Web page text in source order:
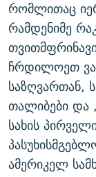
ᲓᲘᲚᲘᲡ
ᲛᲝᲚᲐᲞᲐᲠᲐᲙᲔ
ᲨᲘᲜ - ᲣᲪᲮᲝᲔᲗᲨᲘ
ᲐᲛᲔᲠᲘᲙᲣᲚᲘ
ᲘᲛᲞᲔᲠᲘᲐ ᲓᲐ
ᲩᲔᲛᲘ
11 ᲬᲔᲚᲘ - 11
ᲡᲐᲞᲐᲠᲚᲐᲛᲔᲜᲢᲝ
ᲑᲐᲕᲨᲕᲔᲑᲘ
5 ᲐᲛᲑᲐᲕᲘ - 20
ᲐᲒᲕᲘᲡᲢᲝᲡ ᲝᲛᲘ
ЭХО
ᲒᲐᲛᲝᲘᲬᲔᲠᲔ
რთე/რთ-ის
რომლითაც
რამდენიმე
ჩრდილოეთ
საზღვართან,
თალიბები და
სახის
ამერიკელ